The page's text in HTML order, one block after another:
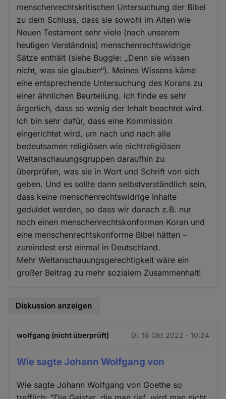
menschenrechtskritischen Untersuchung der Bibel
zu dem Schluss, dass sie sowohl im Alten wie
Neuen Testament sehr viele (nach unserem
heutigen Verständnis) menschenrechtswidrige
Sätze enthält (siehe Buggle: „Denn sie wissen
nicht, was sie glauben“). Meines Wissens käme
eine entsprechende Untersuchung des Korans zu
einer ähnlichen Beurteilung. Ich finde es sehr
ärgerlich, dass so wenig der Inhalt beachtet wird.
Ich bin sehr dafür, dass eine Kommission
eingerichtet wird, um nach und nach alle
bedeutsamen religiösen wie nichtreligiösen
Weltanschauungsgruppen daraufhin zu
überprüfen, was sie in Wort und Schrift von sich
geben. Und es sollte dann selbstverständlich sein,
dass keine menschenrechtswidrige Inhalte
geduldet werden, so dass wir danach z.B. nur
noch einen menschenrechtskonformen Koran und
eine menschenrechtskonforme Bibel hätten –
zumindest erst einmal in Deutschland.
Mehr Weltanschauungsgerechtigkeit wäre ein
großer Beitrag zu mehr sozialem Zusammenhalt!
Diskussion anzeigen
wolfgang (nicht überprüft) Di. 18 Okt 2022 - 10:24
Wie sagte Johann Wolfgang von
Wie sagte Johann Wolfgang von Goethe so